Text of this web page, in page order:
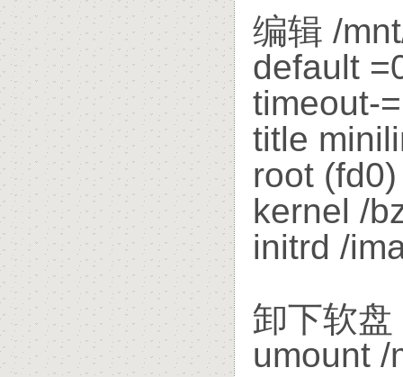
编辑 /
default
timeout-
title
root (fd0)
kernel /
initrd /
卸下软盘
umount /